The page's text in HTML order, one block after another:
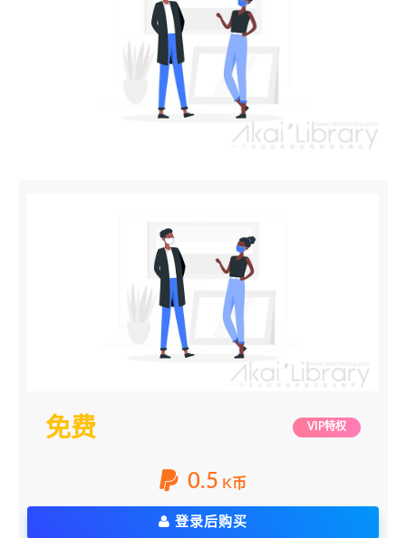
免费 VIP特权
0.5 K币
登录后购买